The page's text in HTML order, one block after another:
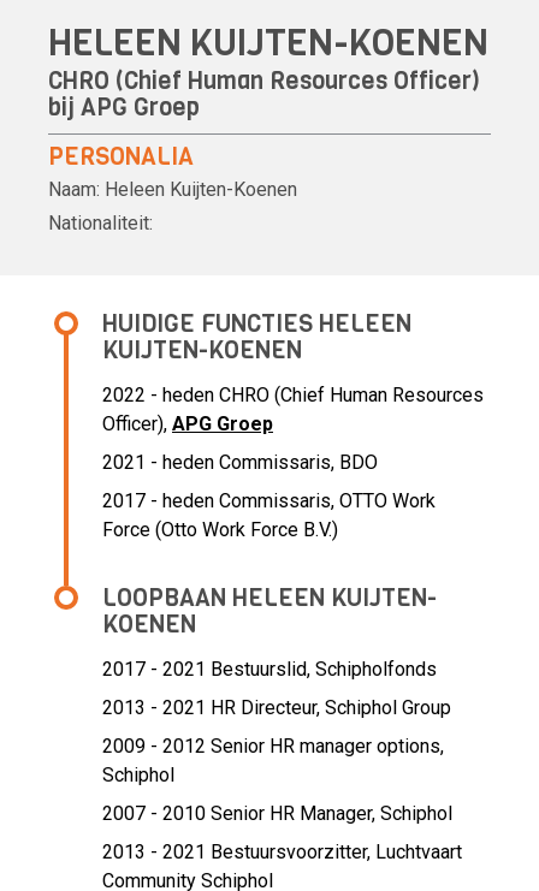
HELEEN KUIJTEN-KOENEN
CHRO (Chief Human Resources Officer)
bij APG Groep
PERSONALIA
Naam: Heleen Kuijten-Koenen
Nationaliteit:
HUIDIGE FUNCTIES HELEEN
KUIJTEN-KOENEN
2022 - heden CHRO (Chief Human Resources
Officer), APG Groep
2021 - heden Commissaris, BDO
2017 - heden Commissaris, OTTO Work
Force (Otto Work Force B.V.)
LOOPBAAN HELEEN KUIJTEN-
KOENEN
2017 - 2021 Bestuurslid, Schipholfonds
2013 - 2021 HR Directeur, Schiphol Group
2009 - 2012 Senior HR manager options,
Schiphol
2007 - 2010 Senior HR Manager, Schiphol
2013 - 2021 Bestuursvoorzitter, Luchtvaart
Community Schiphol